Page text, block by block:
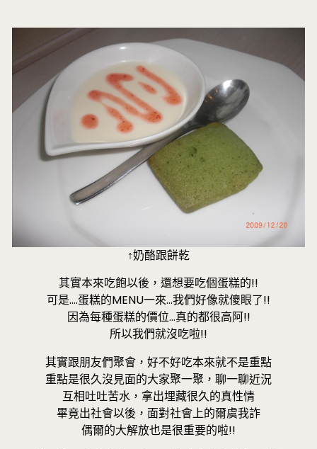
↑奶酪跟餅乾
其實本來吃飽以後，還想要吃個蛋糕的!!
可是….蛋糕的MENU一來…我們好像就傻眼了!!
因為每種蛋糕的價位…真的都很高阿!!
所以我們就沒吃啦!!
其實跟朋友們聚會，好不好吃本來就不是重點
重點是很久沒見面的大家聚一聚，聊一聊近況
互相吐吐苦水，拿出埋藏很久的真性情
畢竟出社會以後，面對社會上的爾虞我詐
偶爾的大解放也是很重要的啦!!